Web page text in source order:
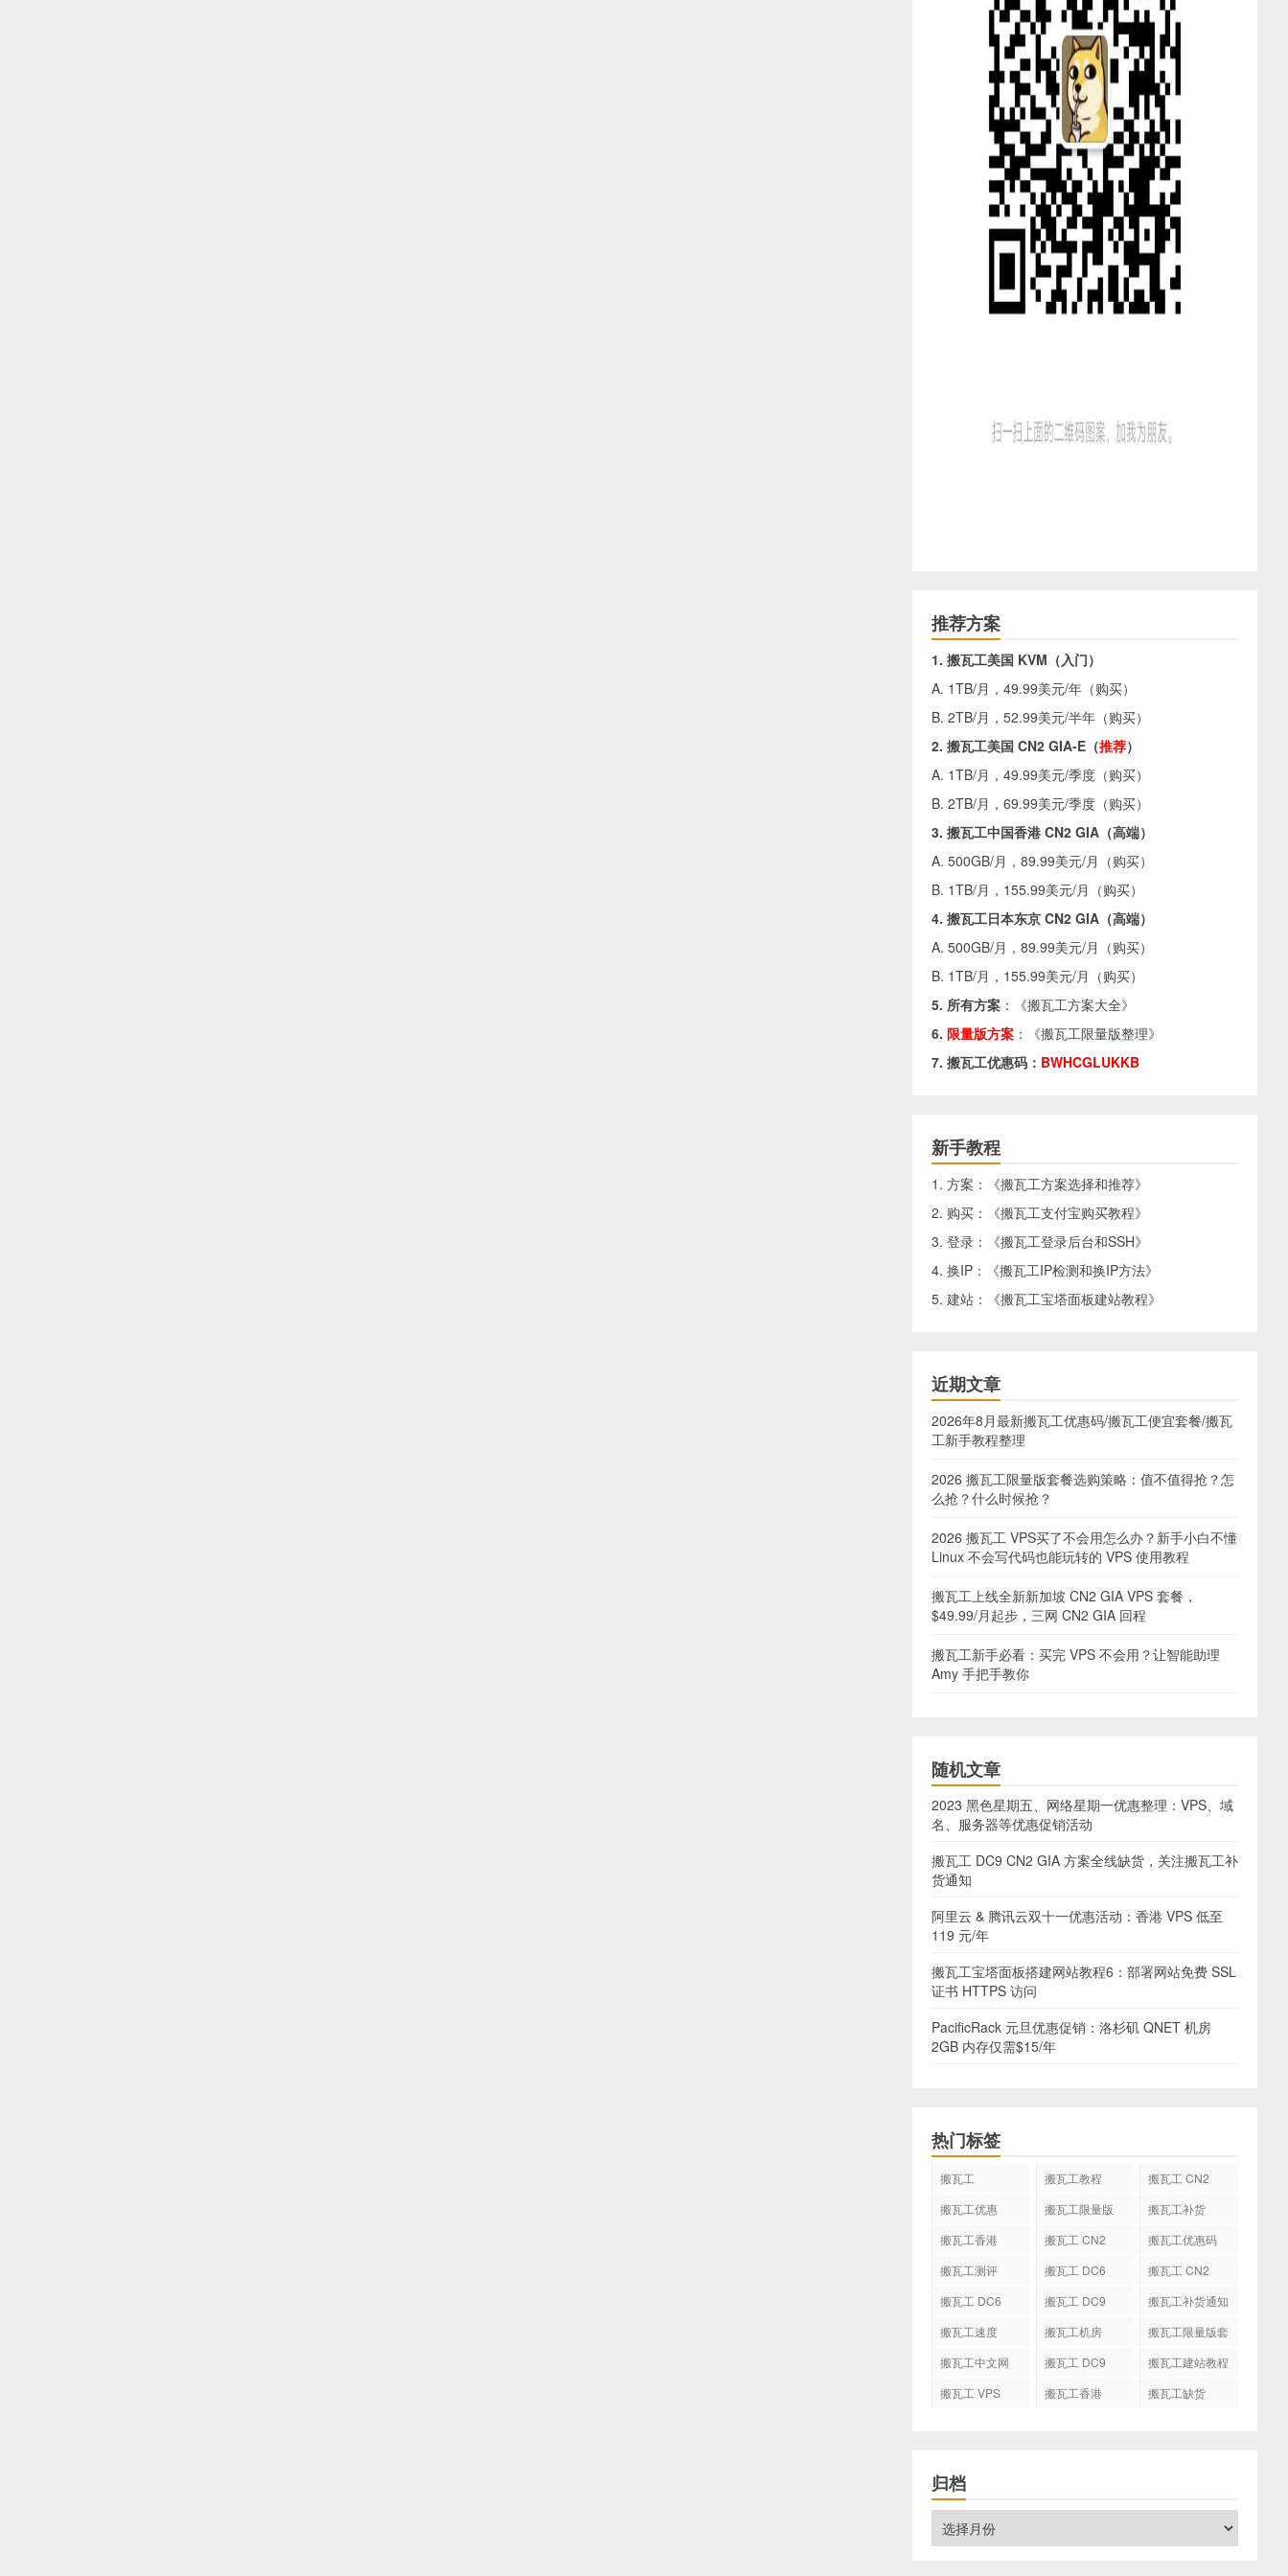
推荐方案
1. 搬瓦工美国 KVM（入门）
A. 1TB/月，49.99美元/年（购买）
B. 2TB/月，52.99美元/半年（购买）
2. 搬瓦工美国 CN2 GIA-E（推荐）
A. 1TB/月，49.99美元/季度（购买）
B. 2TB/月，69.99美元/季度（购买）
3. 搬瓦工中国香港 CN2 GIA（高端）
A. 500GB/月，89.99美元/月（购买）
B. 1TB/月，155.99美元/月（购买）
4. 搬瓦工日本东京 CN2 GIA（高端）
A. 500GB/月，89.99美元/月（购买）
B. 1TB/月，155.99美元/月（购买）
5. 所有方案 ：《搬瓦工方案大全》
6. 限量版方案 ：《搬瓦工限量版整理》
7. 搬瓦工优惠码： BWHCGLUKKB
新手教程
1. 方案：《搬瓦工方案选择和推荐》
2. 购买：《搬瓦工支付宝购买教程》
3. 登录：《搬瓦工登录后台和SSH》
4. 换IP：《搬瓦工IP检测和换IP方法》
5. 建站：《搬瓦工宝塔面板建站教程》
近期文章
2026年8月最新搬瓦工优惠码/搬瓦工便宜套餐/搬瓦
工新手教程整理
2026 搬瓦工限量版套餐选购策略：值不值得抢？怎
么抢？什么时候抢？
2026 搬瓦工 VPS买了不会用怎么办？新手小白不懂
Linux 不会写代码也能玩转的 VPS 使用教程
搬瓦工上线全新新加坡 CN2 GIA VPS 套餐，
$49.99/月起步，三网 CN2 GIA 回程
搬瓦工新手必看：买完 VPS 不会用？让智能助理
Amy 手把手教你
随机文章
2023 黑色星期五、网络星期一优惠整理：VPS、域
名、服务器等优惠促销活动
搬瓦工 DC9 CN2 GIA 方案全线缺货，关注搬瓦工补
货通知
阿里云 & 腾讯云双十一优惠活动：香港 VPS 低至
119 元/年
搬瓦工宝塔面板搭建网站教程6：部署网站免费 SSL
证书 HTTPS 访问
PacificRack 元旦优惠促销：洛杉矶 QNET 机房
2GB 内存仅需$15/年
热门标签
搬瓦工 搬瓦工教程
搬瓦工 CN2
搬瓦工优惠 搬瓦工限量版
搬瓦工补货
搬瓦工香港
搬瓦工 CN2
搬瓦工优惠码
搬瓦工测评
搬瓦工 DC6
搬瓦工 CN2
搬瓦工 DC6
搬瓦工 DC9
搬瓦工补货通知
搬瓦工速度
搬瓦工机房
搬瓦工限量版套
搬瓦工中文网 搬瓦工 DC9
搬瓦工建站教程
搬瓦工 VPS
搬瓦工香港
搬瓦工缺货
归档